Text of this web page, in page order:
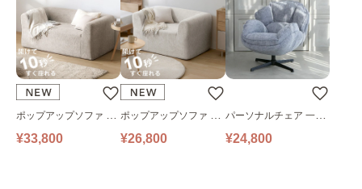
ポップアップソファ ソ
ファ フロアソファ 幅14
¥33,800
ポップアップソファ ソ
ファ フロアソファ 幅10
¥26,800
パーソナルチェア 一人
掛けソファ O’HANA ソ
¥24,800